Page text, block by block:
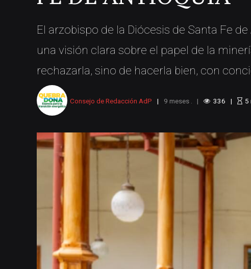
El arzobispo de la Diócesis de Santa Fe
una visión clara sobre el papel de la
rechazarla, sino de hacerla bien, con
naturaleza. “No podemos demonizar la
está mal es el mal manejo que se le da”,
Consejo de Redacción AdP 9 meses . 336 5